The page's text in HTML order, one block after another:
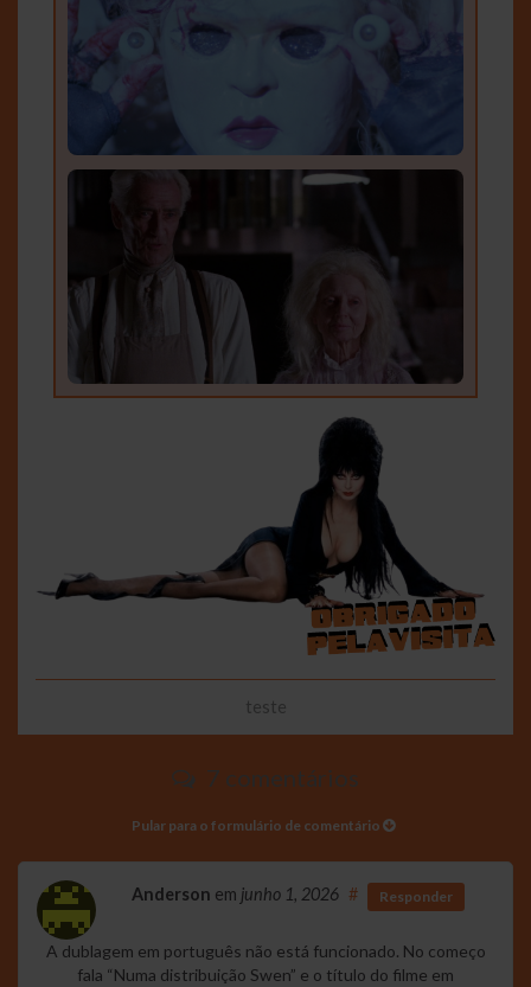
teste
7 comentários
Pular para o formulário de comentário
Anderson em junho 1, 2026 # Responder
A dublagem em português não está funcionado. No começo
fala “Numa distribuição Swen” e o título do filme em